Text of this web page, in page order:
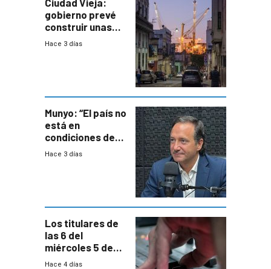
gobierno prevé
construir unas
mil viviendas en
Hace 3 días
Munyo: “El país no
está en
condiciones de
enfrentar una
Hace 3 días
Los titulares de
las 6 del
miércoles 5 de
agosto de 2026
Hace 4 días